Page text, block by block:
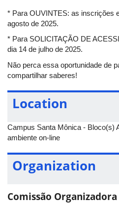
ensino de línguas (materna e/ou
espera-se que os/as participantes
fundamental ou ensino médio,
promovam o combate à
busca-se: 1) familiarizar os/as
teóricas sobre o ecossistema de
práticas de desinformação vêm
educacionais do contexto
desinformação.
Data:19 de agosto de 2025
Horário:08h30 às 11h30
Evento online:Google Meet (O
formulário de inscrição e pelo e-
* Para OUVINTES: as inscrições
agosto de 2025.
* Para SOLICITAÇÃO DE
dia 14 de julho de 2025.
Não perca essa oportunidade de
compartilhar saberes!
Location
Campus Santa Mônica - Bloco(s)
ambiente on-line
Organization
Comissão Organizadora